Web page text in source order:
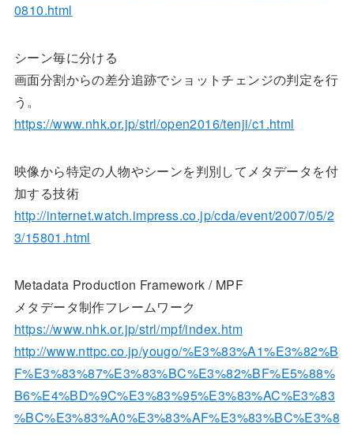
0810.html
シーン毎に分ける
画面分割からの差分追跡でショットチェンジの判定を行
う。
https://www.nhk.or.jp/strl/open2016/tenji/c1.html
映像から特定の人物やシーンを判別してメタデータを付
加する技術
http://internet.watch.impress.co.jp/cda/event/2007/05/2
3/15801.html
Metadata Production Framework / MPF
メタデータ制作フレームワーク
https://www.nhk.or.jp/strl/mpf/index.htm
http://www.nttpc.co.jp/yougo/%E3%83%A1%E3%82%B
F%E3%83%87%E3%83%BC%E3%82%BF%E5%88%
B6%E4%BD%9C%E3%83%95%E3%83%AC%E3%83
%BC%E3%83%A0%E3%83%AF%E3%83%BC%E3%8